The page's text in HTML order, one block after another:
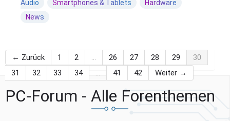
Audio
Smartphones & Tablets
Hardware
News
← Zurück 1 2 … 26 27 28 29
30
31
32 33 34 … 41 42 Weiter →
PC-Forum - Alle Forenthemen